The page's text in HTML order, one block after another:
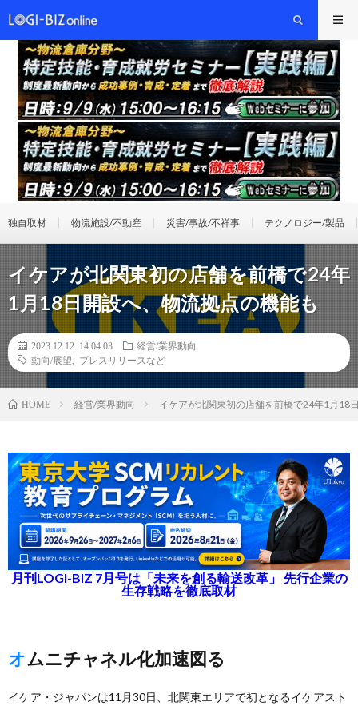
独自取材 物流施設/不動産 災害/事故/不祥事 テクノロジー/製品
イケアが北関東初の店舗を前橋で24年
1月18日開設へ、物流拠点の機能も
2023.12.12 14:04:03
経営/業界動向
動向/展望
プレスリリースなど
HOME 経営/業界動向 イケアが北関東初の店舗を前橋で24年1月18
月刊LOGI-BIZ 7月号は「未来を創る輸送改革」 先行企業の
生存戦略を徹底取材
オムニチャネル化加速図る
イケア・ジャパンは11月30日、北関東エリアで初となるイケアスト